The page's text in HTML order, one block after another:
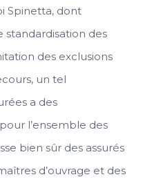
Spinetta, dont
standardisation des
des exclusions
un tel
a des
l’ensemble des
bien sûr des assurés
d’ouvrage et des